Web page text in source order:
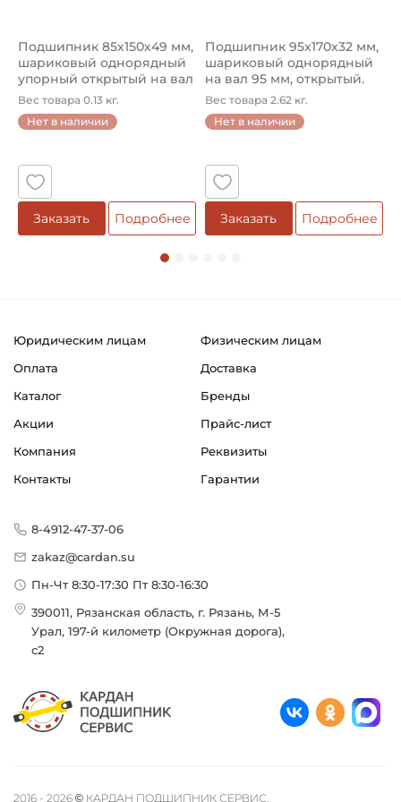
Подшипник 85х150х49 мм,
шариковый однорядный
упорный открытый на вал
85...
Вес товара 0.13 кг.
Нет в наличии
Заказать Подробнее
Подшипник 95х170х32 мм,
шариковый однорядный
на вал 95 мм, открытый.
Ар...
Вес товара 2.62 кг.
Нет в наличии
Заказать Подробнее
Юридическим лицам
Физическим лицам
Оплата
Доставка
Каталог
Бренды
Акции
Прайс-лист
Компания
Реквизиты
Контакты
Гарантии
8-4912-47-37-06
zakaz@cardan.su
Пн-Чт 8:30-17:30 Пт 8:30-16:30
390011, Рязанская область, г. Рязань, М-5
Урал, 197-й километр (Окружная дорога),
с2
2016 - 2026 © КАРДАН ПОДШИПНИК СЕРВИС.